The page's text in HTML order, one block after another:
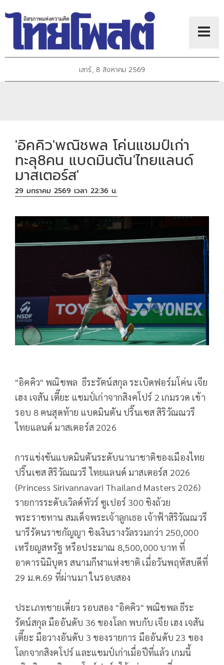
เสาร์, 8 สิงหาคม 2569
'อิคคิว'พณิชพล โค่นแชมป์เก่า
ทะลุ8คน แบดมินตัน'ไทยแลนด์
มาสเตอร์ส'
29 มกราคม 2569 เวลา 22:36 น.
"อิคคิว" พณิชพล ธีระรัตน์สกุล ระเบิดฟอร์มโค่น เจีย
เฮง เจสัน เตี๊ยะ แชมป์เก่าจากสิงคโปร์ 2 เกมรวด เข้า
รอบ 8 คนสุดท้าย แบดมินตัน ปริ๊นเซส สิริวัณณวรี
ไทยแลนด์ มาสเตอร์ส 2026
การแข่งขันแบดมินตันระดับนานาชาติของเมืองไทย
ปริ๊นเซส สิริวัณณวรี ไทยแลนด์ มาสเตอร์ส 2026
(Princess Sirivannavari Thailand Masters 2026)
รายการระดับเวิลด์ทัวร์ ซูเปอร์ 300 ชิงถ้วย
พระราชทาน สมเด็จพระเจ้าลูกเธอ เจ้าฟ้าสิริวัณณวรี
นารีรัตนราชกัญญา ชิงเงินรางวัลรวมกว่า 250,000
เหรียญสหรัฐ หรือประมาณ 8,500,000 บาท ที่
อาคารนิมิบุตร สนามกีฬาแห่งชาติ เมื่อวันพฤหัสบดีที่
29 ม.ค.69 ที่ผ่านมา ในรอบสอง
ประเภทชายเดี่ยว รอบสอง "อิคคิว" พณิชพล ธีระ
รัตน์สกุล มืออันดับ 36 ของโลก พบกับ เจีย เฮง เจสัน
เตี๊ยะ มือวางอันดับ 3 ของรายการ มืออันดับ 23 ของ
โลกจากสิงคโปร์ และแชมป์เก่าเมื่อปีที่แล้ว เกมนี้